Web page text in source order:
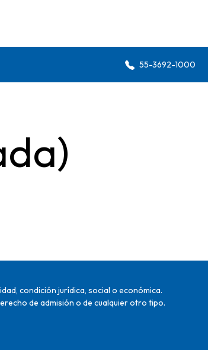
55-3692-1000
condición jurídica, social o económica.
de admisión o de cualquier otro tipo.